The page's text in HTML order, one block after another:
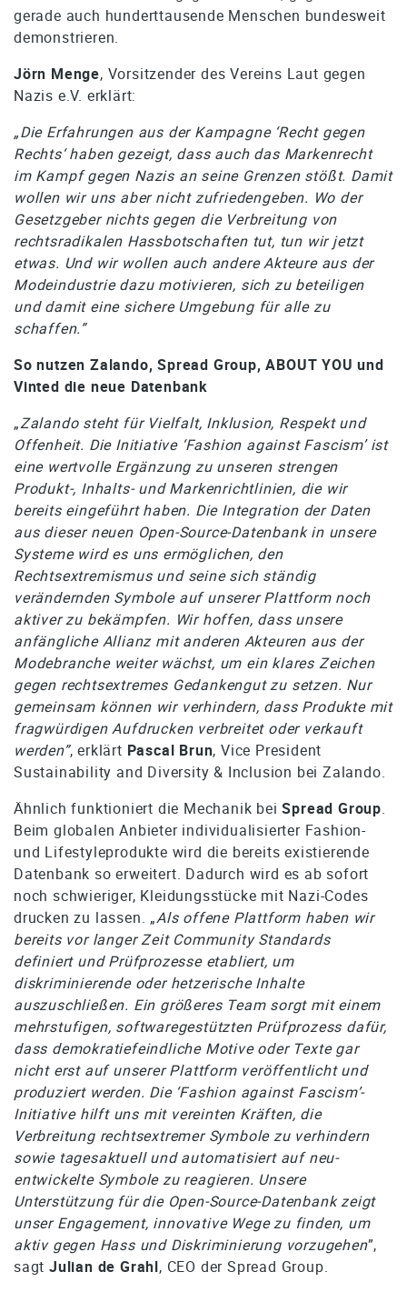
gerade auch hunderttausende Menschen bundesweit
demonstrieren.
Jörn Menge, Vorsitzender des Vereins Laut gegen
Nazis e.V. erklärt:
„Die Erfahrungen aus der Kampagne ‘Recht gegen
Rechts‘ haben gezeigt, dass auch das Markenrecht
im Kampf gegen Nazis an seine Grenzen stößt. Damit
wollen wir uns aber nicht zufriedengeben. Wo der
Gesetzgeber nichts gegen die Verbreitung von
rechtsradikalen Hassbotschaften tut, tun wir jetzt
etwas. Und wir wollen auch andere Akteure aus der
Modeindustrie dazu motivieren, sich zu beteiligen
und damit eine sichere Umgebung für alle zu
schaffen.”
So nutzen Zalando, Spread Group, ABOUT YOU und
Vinted die neue Datenbank
„Zalando steht für Vielfalt, Inklusion, Respekt und
Offenheit. Die Initiative ‘Fashion against Fascism’ ist
eine wertvolle Ergänzung zu unseren strengen
Produkt-, Inhalts- und Markenrichtlinien, die wir
bereits eingeführt haben. Die Integration der Daten
aus dieser neuen Open-Source-Datenbank in unsere
Systeme wird es uns ermöglichen, den
Rechtsextremismus und seine sich ständig
verändernden Symbole auf unserer Plattform noch
aktiver zu bekämpfen. Wir hoffen, dass unsere
anfängliche Allianz mit anderen Akteuren aus der
Modebranche weiter wächst, um ein klares Zeichen
gegen rechtsextremes Gedankengut zu setzen. Nur
gemeinsam können wir verhindern, dass Produkte mit
fragwürdigen Aufdrucken verbreitet oder verkauft
werden”, erklärt Pascal Brun, Vice President
Sustainability and Diversity & Inclusion bei Zalando.
Ähnlich funktioniert die Mechanik beiSpread Group.
Beim globalen Anbieter individualisierter Fashion-
und Lifestyleprodukte wird die bereits existierende
Datenbank so erweitert. Dadurch wird es ab sofort
noch schwieriger, Kleidungsstücke mit Nazi-Codes
drucken zu lassen. „Als offene Plattform haben wir
bereits vor langer Zeit Community Standards
definiert und Prüfprozesse etabliert, um
diskriminierende oder hetzerische Inhalte
auszuschließen. Ein größeres Team sorgt mit einem
mehrstufigen, softwaregestützten Prüfprozess dafür,
dass demokratiefeindliche Motive oder Texte gar
nicht erst auf unserer Plattform veröffentlicht und
produziert werden. Die ‘Fashion against Fascism’-
Initiative hilft uns mit vereinten Kräften, die
Verbreitung rechtsextremer Symbole zu verhindern
sowie tagesaktuell und automatisiert auf neu-
entwickelte Symbole zu reagieren. Unsere
Unterstützung für die Open-Source-Datenbank zeigt
unser Engagement, innovative Wege zu finden, um
aktiv gegen Hass und Diskriminierung vorzugehen”,
sagt Julian de Grahl, CEO der Spread Group.